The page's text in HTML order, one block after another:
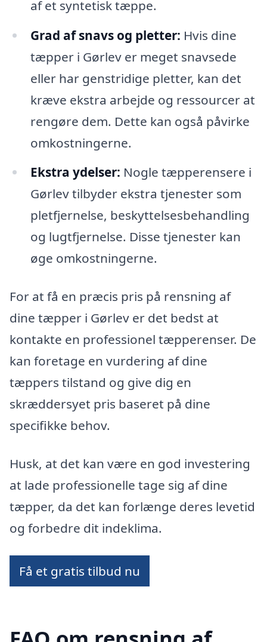
af et syntetisk tæppe.
Grad af snavs og pletter: Hvis dine
tæpper i Gørlev er meget snavsede
eller har genstridige pletter, kan det
kræve ekstra arbejde og ressourcer at
rengøre dem. Dette kan også påvirke
omkostningerne.
Ekstra ydelser: Nogle tæpperensere i
Gørlev tilbyder ekstra tjenester som
pletfjernelse, beskyttelsesbehandling
og lugtfjernelse. Disse tjenester kan
øge omkostningerne.
For at få en præcis pris på rensning af
dine tæpper i Gørlev er det bedst at
kontakte en professionel tæpperenser. De
kan foretage en vurdering af dine
tæppers tilstand og give dig en
skræddersyet pris baseret på dine
specifikke behov.
Husk, at det kan være en god investering
at lade professionelle tage sig af dine
tæpper, da det kan forlænge deres levetid
og forbedre dit indeklima.
Få et gratis tilbud nu